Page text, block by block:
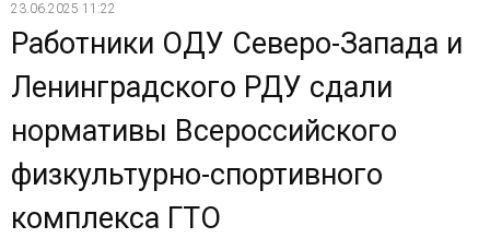
23.06.2025 11:22
Работники ОДУ Северо-Запада и
Ленинградского РДУ сдали
нормативы Всероссийского
физкультурно-спортивного
комплекса ГТО